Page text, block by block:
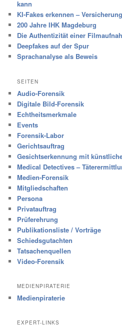
kann
KI-Fakes erkennen –
200 Jahre IHK Magdeburg
Die Authentizität einer
Deepfakes auf der Spur
Sprachanalyse als Beweis
SEITEN
Audio-Forensik
Digitale Bild-Forensik
Echtheitsmerkmale
Events
Forensik-Labor
Gerichtsauftrag
Gesichtserkennung mit
Medical Detectives –
Medien-Forensik
Mitgliedschaften
Persona
Privatauftrag
Prüferehrung
Publikationsliste / Vorträge
Schiedsgutachten
Tatsachenquellen
Video-Forensik
MEDIENPIRATERIE
Medienpiraterie
EXPERT-LINKS